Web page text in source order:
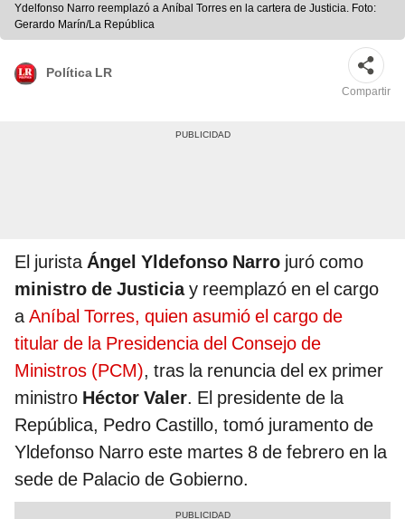
Ydelfonso Narro reemplazó a Aníbal Torres en la cartera de Justicia. Foto:
Gerardo Marín/La República
Política LR
Compartir
El juristaÁngel Yldefonso Narro juró como
ministro de Justiciay reemplazó en el cargo
aAníbal Torres, quien asumió el cargo de
titular de la Presidencia del Consejo de
Ministros (PCM), tras la renuncia del ex primer
ministro Héctor Valer. El presidente de la
República, Pedro Castillo, tomó juramento de
Yldefonso Narro este martes 8 de febrero en la
sede de Palacio de Gobierno.